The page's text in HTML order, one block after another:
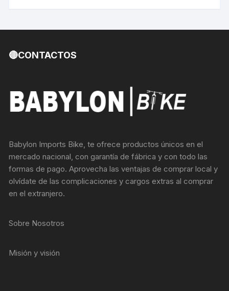
🔴CONTACTOS
Babylon Imports Bike, te ofrece productos únicos en el
mercado nacional, con garantía de fábrica y con todo las
formas de pago. Aprovecha las ventajas de comprar local y
olvídate de las complicaciones y cargos extras al comprar
en el extranjero.
Sobre Nosotros
Misión y visión